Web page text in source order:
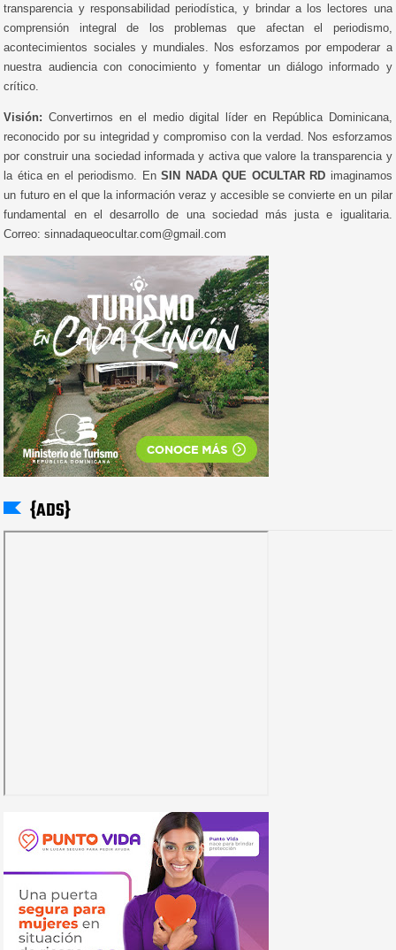
transparencia y responsabilidad periodística, y brindar a los lectores una
comprensión integral de los problemas que afectan el periodismo,
acontecimientos sociales y mundiales. Nos esforzamos por empoderar a
nuestra audiencia con conocimiento y fomentar un diálogo informado y
crítico.
Visión: Convertirnos en el medio digital líder en República Dominicana,
reconocido por su integridad y compromiso con la verdad. Nos esforzamos
por construir una sociedad informada y activa que valore la transparencia y
la ética en el periodismo. EnSIN NADA QUE OCULTAR RD imaginamos
un futuro en el que la información veraz y accesible se convierte en un pilar
fundamental en el desarrollo de una sociedad más justa e igualitaria.
Correo: sinnadaqueocultar.com@gmail.com
{ADS}